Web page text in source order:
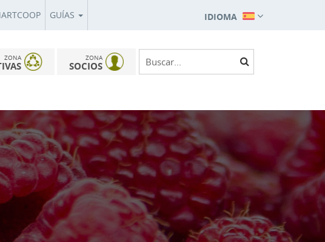
GUÍAS IDIOMA
ZONA ZONA
SOCIOS